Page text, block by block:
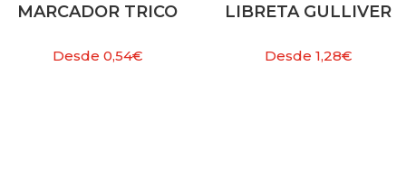
MARCADOR TRICO
Desde 0,54€
LIBRETA GULLIVER
Desde 1,28€